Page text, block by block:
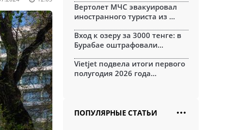
Вертолет МЧС эвакуировал
иностранного туриста из ...
Вход к озеру за 3000 тенге: в
Бурабае оштрафовали...
Vietjet подвела итоги первого
полугодия 2026 года...
ПОПУЛЯРНЫЕ СТАТЬИ